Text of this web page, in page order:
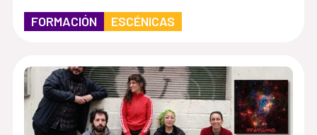
FORMACIÓN ESCÉNICAS